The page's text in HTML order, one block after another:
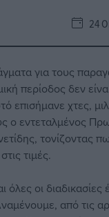
24
για τους
περίοδος δεν
επισήμανε χτες,
ο εντεταλμένος
τονίζοντας
τιμές.
όλες οι διαδικασίες
από τις